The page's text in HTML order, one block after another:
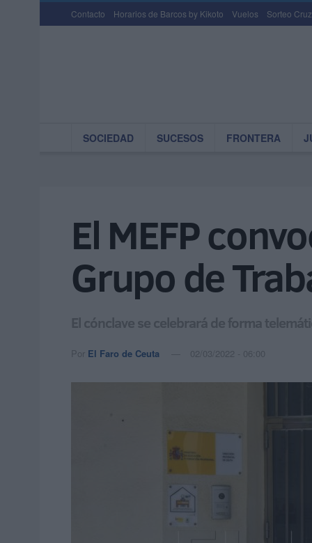
Contacto Horarios de Barcos by Kikoto Vuelos Sorteo
SOCIEDAD SUCESOS FRONTERA
El MEFP
Grupo de
El cónclave se celebrará de forma
Por El Faro de Ceuta 02/03/2022 - 06:00